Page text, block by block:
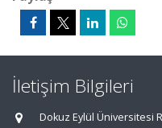
İletişim Bilgileri
Dokuz Eylül Üniversitesi